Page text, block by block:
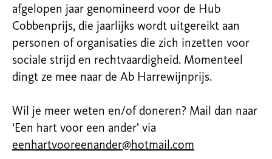
afgelopen jaar genomineerd voor de Hub
Cobbenprijs, die jaarlijks wordt uitgereikt aan
personen of organisaties die zich inzetten voor
sociale strijd en rechtvaardigheid. Momenteel
dingt ze mee naar de Ab Harrewijnprijs.
Wil je meer weten en/of doneren? Mail dan naar
‘Een hart voor een ander’ via
eenhartvooreenander@hotmail.com